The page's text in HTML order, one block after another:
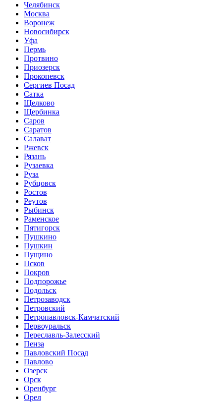
Челябинск
Москва
Воронеж
Новосибирск
Уфа
Пермь
Протвино
Приозерск
Прокопевск
Сергиев Посад
Сатка
Щелково
Щербинка
Саров
Саратов
Салават
Ржевск
Рязань
Рузаевка
Руза
Рубцовск
Ростов
Реутов
Рыбинск
Раменское
Пятигорск
Пушкино
Пушкин
Пущино
Псков
Покров
Подпорожье
Подольск
Петрозаводск
Петровский
Петропавловск-Камчатский
Первоуральск
Переславль-Залесский
Пенза
Павловский Посад
Павлово
Озерск
Орск
Оренбург
Орел